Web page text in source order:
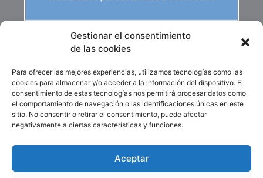
Gestionar el consentimiento
de las cookies
Para ofrecer las mejores experiencias, utilizamos tecnologías como las
cookies para almacenar y/o acceder a la información del dispositivo. El
consentimiento de estas tecnologías nos permitirá procesar datos como
el comportamiento de navegación o las identificaciones únicas en este
sitio. No consentir o retirar el consentimiento, puede afectar
negativamente a ciertas características y funciones.
Aceptar
Financiado por la Unión Europea-Next Generation